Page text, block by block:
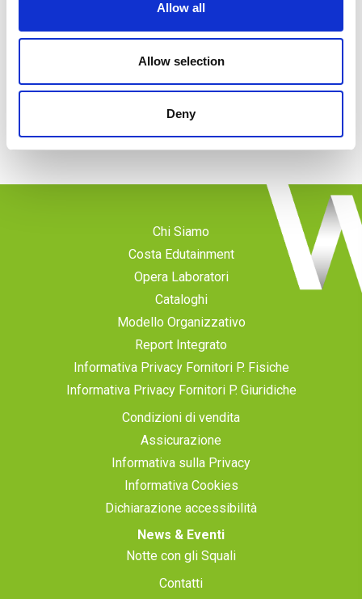
Allow all
Allow selection
Deny
Biglietto
Consegna biglietti istantanea
Family
Chi Siamo
Costa Edutainment
Opera Laboratori
Cataloghi
Modello Organizzativo
Report Integrato
Informativa Privacy Fornitori P. Fisiche
Informativa Privacy Fornitori P. Giuridiche
Condizioni di vendita
Assicurazione
Informativa sulla Privacy
Informativa Cookies
Dichiarazione accessibilità
News & Eventi
Notte con gli Squali
Contatti